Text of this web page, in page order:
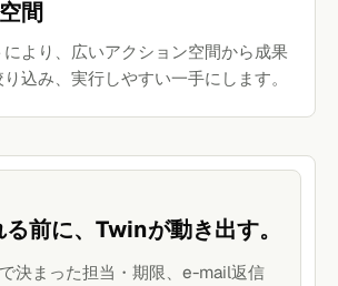
間
より、広いアクション空間から成果
込み、実行しやすい一手にします。
前に、Twinが動き出す。
決まった担当・期限、e-mail返信